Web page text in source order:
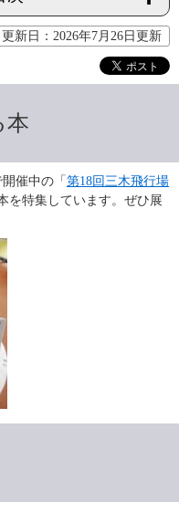
更新日：2026年7月26日更新
本
催中の「 第18回三木飛行場
を特集しています。ぜひ展